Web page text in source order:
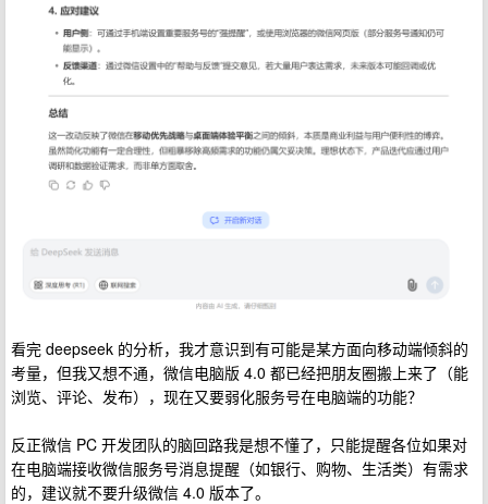
看完 deepseek 的分析，我才意识到有可能是某方面向移动端倾斜的
考量，但我又想不通，微信电脑版 4.0 都已经把朋友圈搬上来了（能
浏览、评论、发布），现在又要弱化服务号在电脑端的功能？
反正微信 PC 开发团队的脑回路我是想不懂了，只能提醒各位如果对
在电脑端接收微信服务号消息提醒（如银行、购物、生活类）有需求
的，建议就不要升级微信 4.0 版本了。